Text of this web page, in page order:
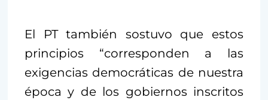
El PT también sostuvo que estos
principios “corresponden a las
exigencias democráticas de nuestra
época y de los gobiernos inscritos